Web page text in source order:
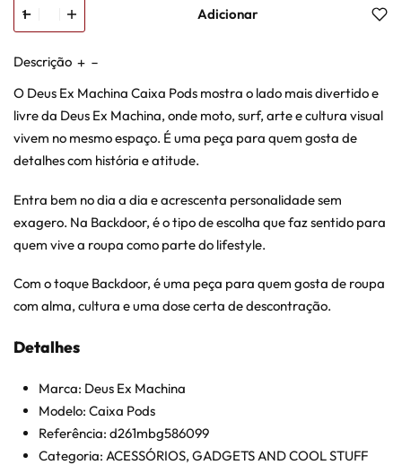
Adicionar
Descrição
O Deus Ex Machina Caixa Pods mostra o lado mais divertido e
livre da Deus Ex Machina, onde moto, surf, arte e cultura visual
vivem no mesmo espaço. É uma peça para quem gosta de
detalhes com história e atitude.
Entra bem no dia a dia e acrescenta personalidade sem
exagero. Na Backdoor, é o tipo de escolha que faz sentido para
quem vive a roupa como parte do lifestyle.
Com o toque Backdoor, é uma peça para quem gosta de roupa
com alma, cultura e uma dose certa de descontração.
Detalhes
Marca: Deus Ex Machina
Modelo: Caixa Pods
Referência: d261mbg586099
Categoria: ACESSÓRIOS, GADGETS AND COOL STUFF